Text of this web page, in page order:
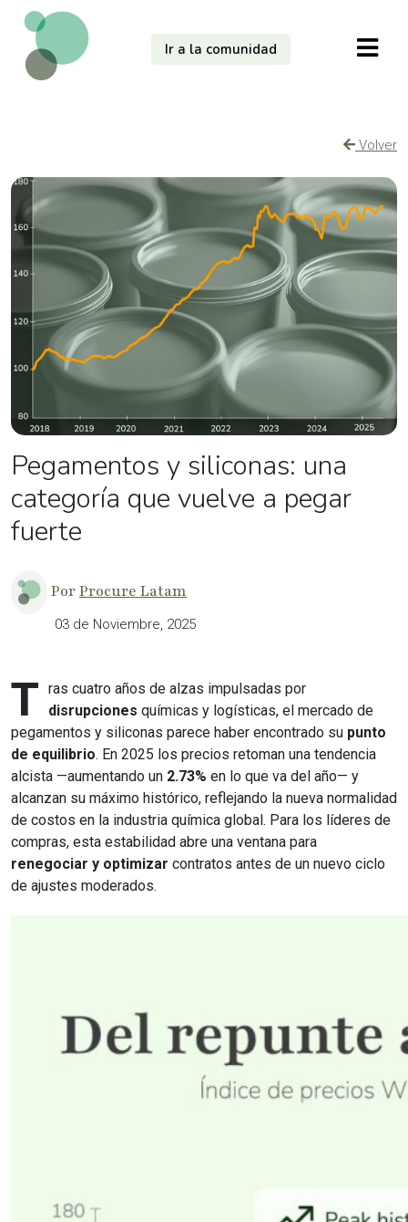
Ir a la comunidad
Volver
Pegamentos y siliconas: una
categoría que vuelve a pegar
fuerte
PorProcure Latam
03 de Noviembre, 2025
T ras cuatro años de alzas impulsadas por
disrupciones químicas y logísticas, el mercado de
pegamentos y siliconas parece haber encontrado su punto
de equilibrio. En 2025 los precios retoman una tendencia
alcista —aumentando un 2.73% en lo que va del año— y
alcanzan su máximo histórico, reflejando la nueva normalidad
de costos en la industria química global. Para los líderes de
compras, esta estabilidad abre una ventana para
renegociar y optimizar contratos antes de un nuevo ciclo
de ajustes moderados.